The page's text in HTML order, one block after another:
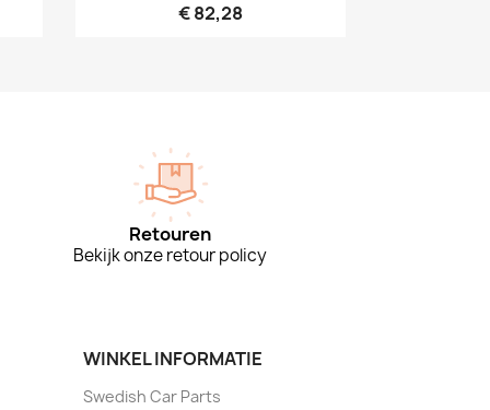
€ 82,28
Retouren
Bekijk onze retour policy
WINKEL INFORMATIE
Swedish Car Parts